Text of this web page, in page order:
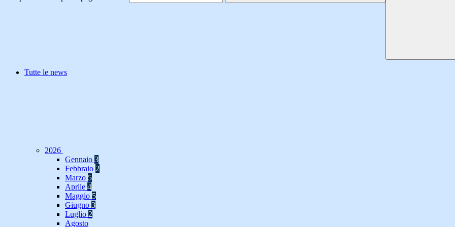
Tutte le news
2026
Gennaio 3
Febbraio 2
Marzo 5
Aprile 4
Maggio 5
Giugno 3
Luglio 2
Agosto